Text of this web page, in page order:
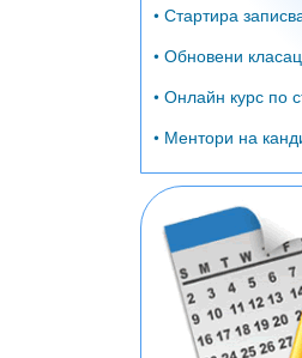
• Стартира
• Обновени
• Онлайн курс по
• Ментори на